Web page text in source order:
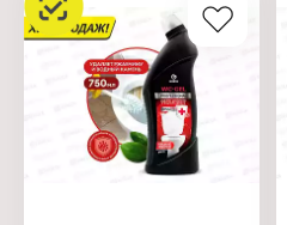
Торговая марка: Grass
Артикул: 125274
Линейка: Sargan
Тип товара: Шампунь
Назначение: для волос
Объем: 10 мл
Упаковка: саше